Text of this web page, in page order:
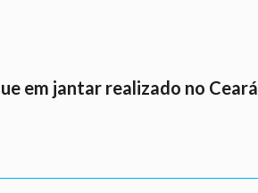
em jantar realizado no Ceará